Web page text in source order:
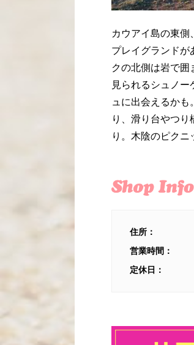
カウアイ島の東側
プレイグランドが
クの北側は岩で
見られるシュノ
ュに出会えるか
り、滑り台やつ
り。木陰のピクニ
住所：
営業時間：
定休日：